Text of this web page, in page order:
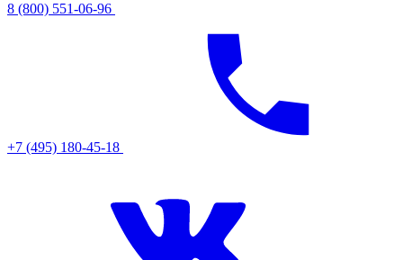
8 (800) 551-06-96
+7 (495) 180-45-18